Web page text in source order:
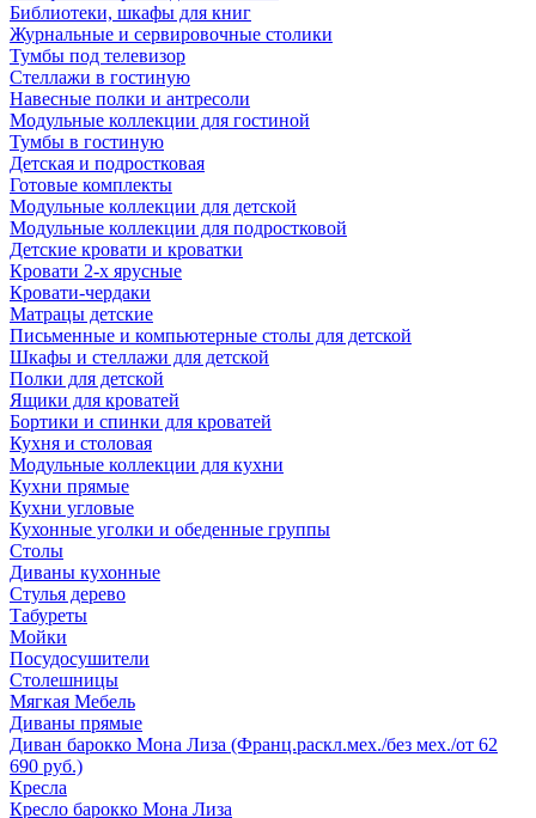
Библиотеки, шкафы для книг
Журнальные и сервировочные столики
Тумбы под телевизор
Стеллажи в гостиную
Навесные полки и антресоли
Модульные коллекции для гостиной
Тумбы в гостиную
Детская и подростковая
Готовые комплекты
Модульные коллекции для детской
Модульные коллекции для подростковой
Детские кровати и кроватки
Кровати 2-х ярусные
Кровати-чердаки
Матрацы детские
Письменные и компьютерные столы для детской
Шкафы и стеллажи для детской
Полки для детской
Ящики для кроватей
Бортики и спинки для кроватей
Кухня и столовая
Модульные коллекции для кухни
Кухни прямые
Кухни угловые
Кухонные уголки и обеденные группы
Столы
Диваны кухонные
Стулья дерево
Табуреты
Мойки
Посудосушители
Столешницы
Мягкая Мебель
Диваны прямые
Диван барокко Мона Лиза (Франц.раскл.мех./без мех./от 62
690 руб.)
Кресла
Кресло барокко Мона Лиза